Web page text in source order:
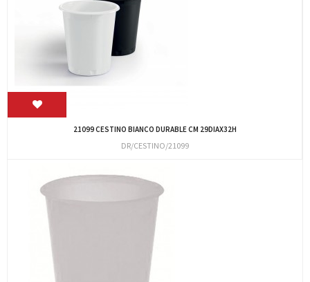
21099 CESTINO BIANCO DURABLE CM 29DIAX32H
DR/CESTINO/21099